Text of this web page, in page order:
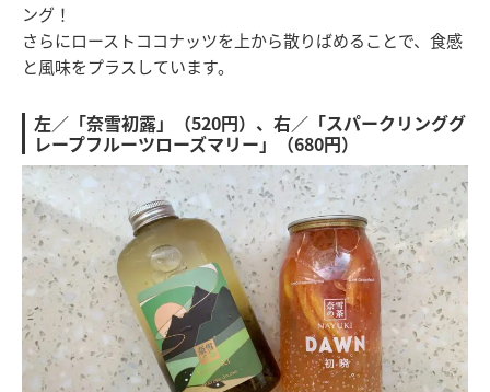
ング！
さらにローストココナッツを上から散りばめることで、食感
と風味をプラスしています。
左／「奈雪初露」（520円）、右／「スパークリンググ
レープフルーツローズマリー」（680円）